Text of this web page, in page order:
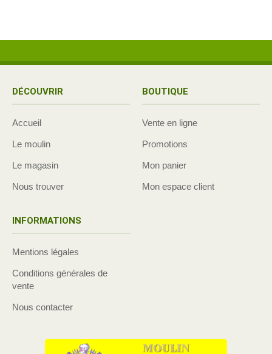
DÉCOUVRIR
Accueil
Le moulin
Le magasin
Nous trouver
BOUTIQUE
Vente en ligne
Promotions
Mon panier
Mon espace client
INFORMATIONS
Mentions légales
Conditions générales de
vente
Nous contacter